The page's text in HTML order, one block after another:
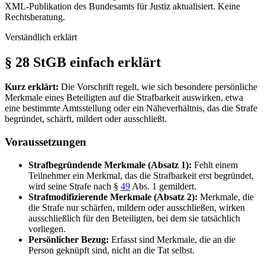
XML-Publikation des Bundesamts für Justiz aktualisiert. Keine
Rechtsberatung.
Verständlich erklärt
§ 28 StGB einfach erklärt
Kurz erklärt: Die Vorschrift regelt, wie sich besondere persönliche
Merkmale eines Beteiligten auf die Strafbarkeit auswirken, etwa
eine bestimmte Amtsstellung oder ein Näheverhältnis, das die Strafe
begründet, schärft, mildert oder ausschließt.
Voraussetzungen
Strafbegründende Merkmale (Absatz 1): Fehlt einem
Teilnehmer ein Merkmal, das die Strafbarkeit erst begründet,
wird seine Strafe nach § 49 Abs. 1 gemildert.
Strafmodifizierende Merkmale (Absatz 2): Merkmale, die
die Strafe nur schärfen, mildern oder ausschließen, wirken
ausschließlich für den Beteiligten, bei dem sie tatsächlich
vorliegen.
Persönlicher Bezug: Erfasst sind Merkmale, die an die
Person geknüpft sind, nicht an die Tat selbst.